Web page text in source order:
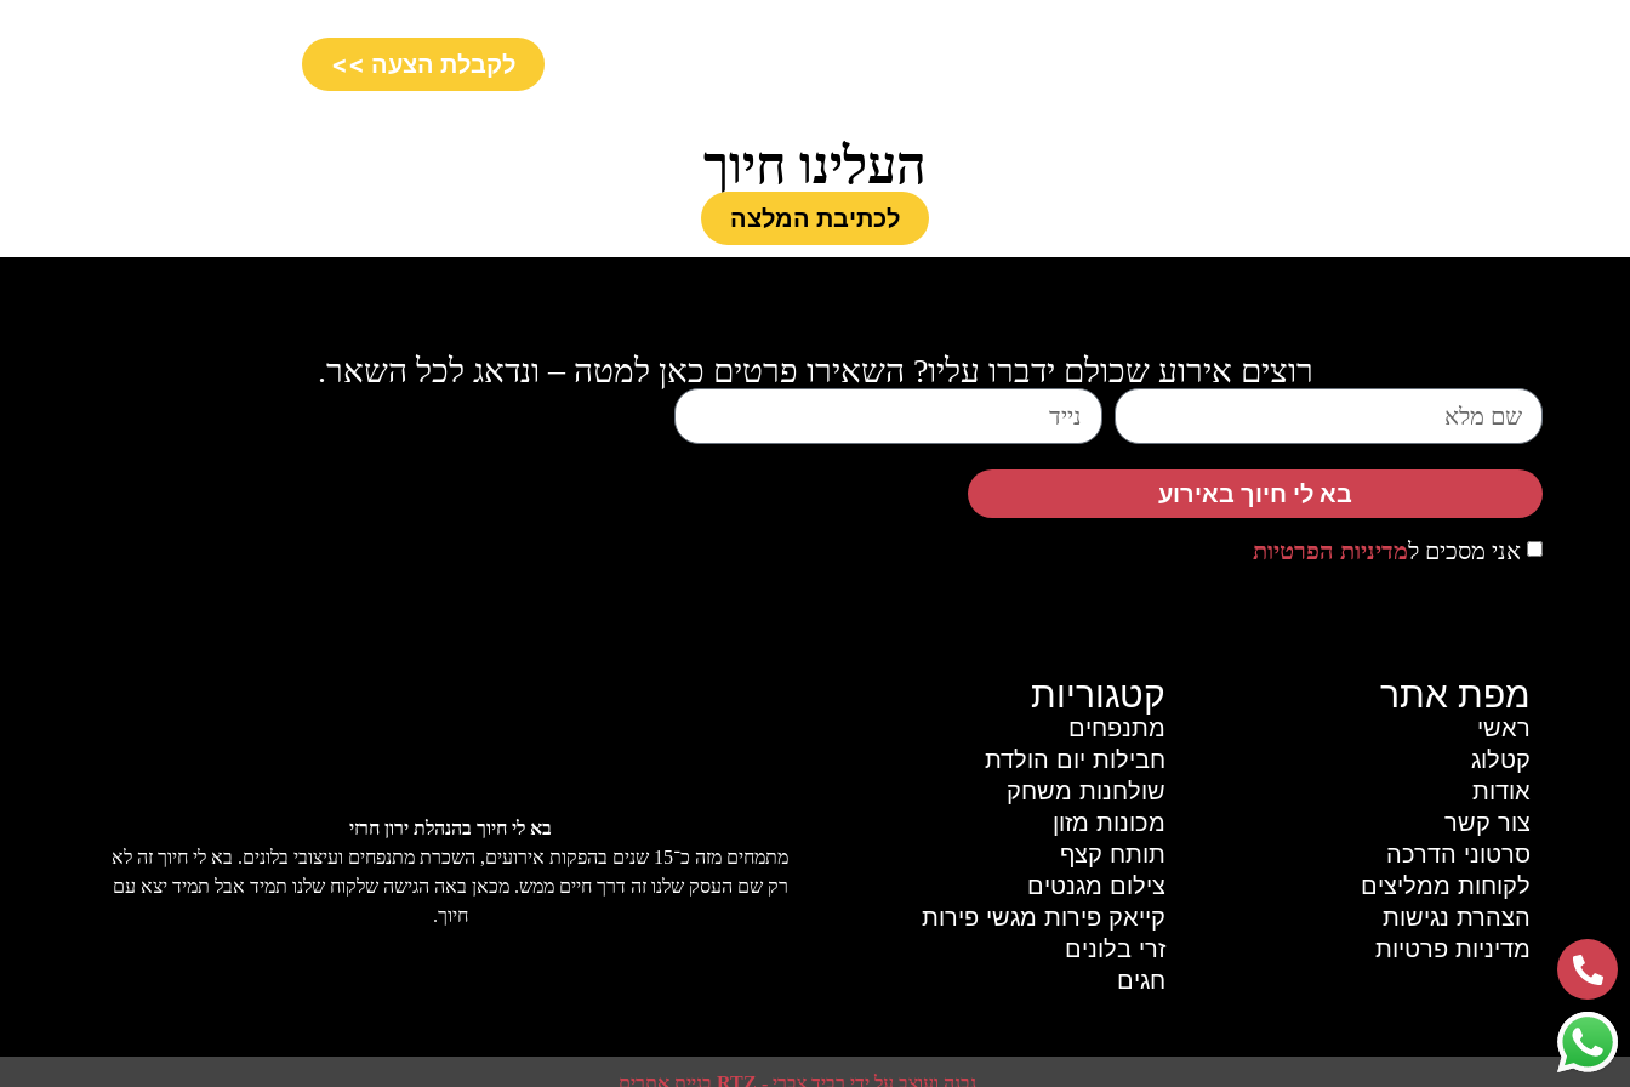
לקבלת הצעה >>
העלינו חיוך
לכתיבת המלצה
רוצים אירוע שכולם ידברו עליו? השאירו פרטים כאן למטה – ונדאג לכל השאר.
אני מסכים למדיניות הפרטיות
בא לי חיוך באירוע
מפת אתר
ראשי
קטלוג
אודות
צור קשר
סרטוני הדרכה
לקוחות ממליצים
הצהרת נגישות
מדיניות פרטיות
קטגוריות
מתנפחים
חבילות יום הולדת
שולחנות משחק
מכונות מזון
תותח קצף
צילום מגנטים
קייאק פירות מגשי פירות
זרי בלונים
חגים
בא לי חיוך בהנהלת ירון חרזי
מתמחים מזה כ־15 שנים בהפקות אירועים, השכרת מתנפחים ועיצובי בלונים. בא לי חיוך זה לא
רק שם העסק שלנו זה דרך חיים ממש. מכאן באה הגישה שלקוח שלנו תמיד אבל תמיד יצא עם
חיוך.